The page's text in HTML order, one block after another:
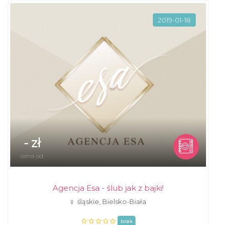
2019-01-18
- zł
cena od
Agencja Esa - ślub jak z bajki!
śląskie, Bielsko-Biała
brak